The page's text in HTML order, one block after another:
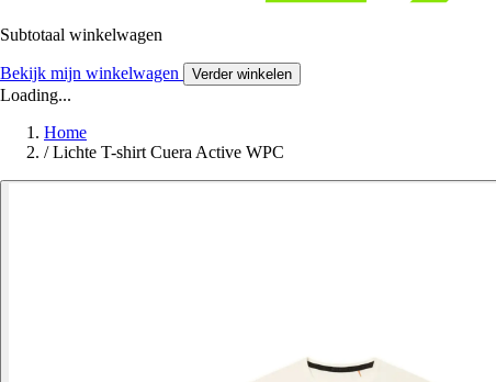
Subtotaal winkelwagen
Bekijk mijn winkelwagen Verder winkelen
Loading...
Home
/ Lichte T-shirt Cuera Active WPC